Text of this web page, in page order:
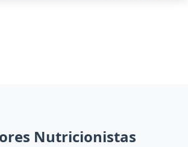
Nutricionistas